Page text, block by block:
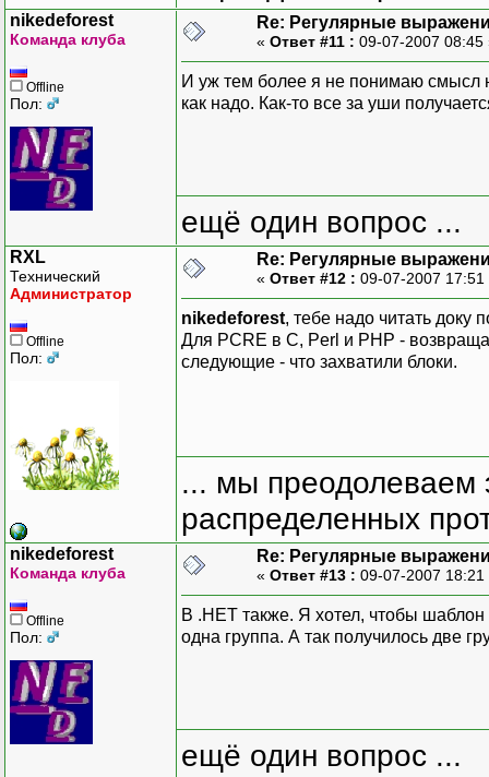
nikedeforest
Команда клуба
Offline
Пол:
Re: Регулярные
« Ответ #11 : 09-07-2007
И уж тем более я не понимаю смысл
как надо. Как-то все за уши
ещё один вопрос ...
RXL
Технический
Администратор
Offline
Пол:
Re: Регулярные
« Ответ #12 : 09-07-2007
nikedeforest, тебе надо читать доку
Для PCRE в C, Perl и PHP -
следующие - что захватили блоки.
... мы преодолеваем
распределенных
nikedeforest
Команда клуба
Offline
Пол:
Re: Регулярные
« Ответ #13 : 09-07-2007
В .НЕТ также. Я хотел, чтобы шаблон
одна группа. А так получилось две
ещё один вопрос ...